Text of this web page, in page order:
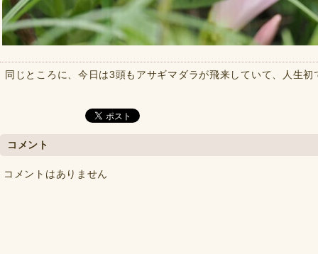
同じところに、今日は3頭もアサギマダラが飛来していて、人生初
コメント
コメントはありません